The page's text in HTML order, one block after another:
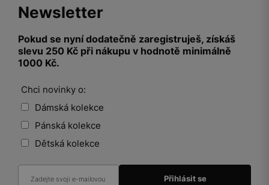
Newsletter
Pokud se nyní dodatečně zaregistruješ, získáš
slevu 250 Kč při nákupu v hodnotě minimálně
1000 Kč.
Chci novinky o:
Dámská kolekce
Pánská kolekce
Dětská kolekce